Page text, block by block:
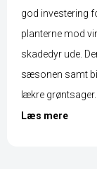
god investering
planterne mod
skadedyr ude.
sæsonen samt
lækre grøntsager.
Læs mere